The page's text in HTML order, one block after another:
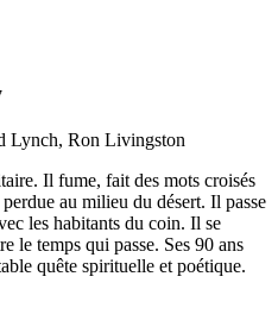
Lynch, Ron Livingston
Il fume, fait des mots croisés
au milieu du désert. Il passe
les habitants du coin. Il se
le temps qui passe. Ses 90 ans
quête spirituelle et poétique.